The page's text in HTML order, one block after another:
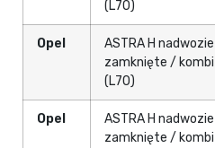
(L70)
Opel
ASTRA H nadwozie
zamknięte / kombi
(L70)
Opel
ASTRA H nadwozie
zamknięte / kombi